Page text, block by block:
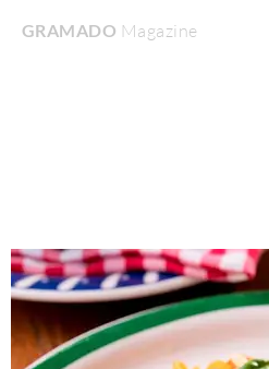
GRAMADO MagazineHome